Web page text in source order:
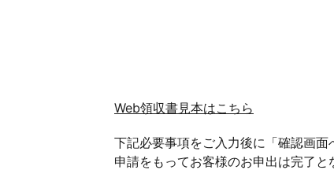
Web領収書見本はこちら
下記必要事項をご入力後に「確認画
申請をもってお客様のお申出は完了と